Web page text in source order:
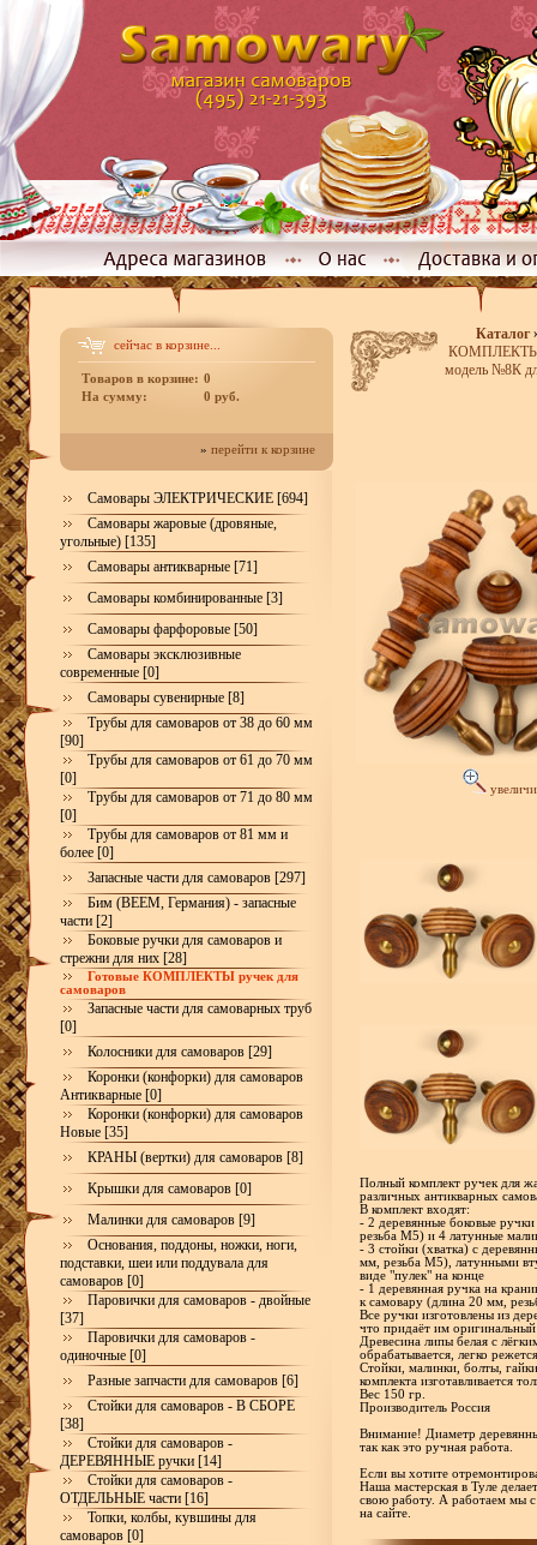
сейчас в корзине...
Товаров в корзине: 0
На сумму:
0 руб.
» перейти к корзине
Самовары ЭЛЕКТРИЧЕСКИЕ [694]
Самовары жаровые (дровяные,
угольные) [135]
Самовары антикварные [71]
Самовары комбинированные [3]
Самовары фарфоровые [50]
Самовары эксклюзивные
современные [0]
Самовары сувенирные [8]
Трубы для самоваров от 38 до 60 мм
[90]
Трубы для самоваров от 61 до 70 мм
[0]
Трубы для самоваров от 71 до 80 мм
[0]
Трубы для самоваров от 81 мм и
более [0]
Запасные части для самоваров [297]
Бим (BEEM, Германия) - запасные
части [2]
Боковые ручки для самоваров и
стрежни для них [28]
Готовые КОМПЛЕКТЫ ручек для
самоваров
Запасные части для самоварных труб
[0]
Колосники для самоваров [29]
Коронки (конфорки) для самоваров
Антикварные [0]
Коронки (конфорки) для самоваров
Новые [35]
КРАНЫ (вертки) для самоваров [8]
Крышки для самоваров [0]
Малинки для самоваров [9]
Основания, поддоны, ножки, ноги,
подставки, шеи или поддувала для
самоваров [0]
Паровички для самоваров - двойные
[37]
Паровички для самоваров -
одиночные [0]
Разные запчасти для самоваров [6]
Стойки для самоваров - В СБОРЕ
[38]
Стойки для самоваров -
ДЕРЕВЯННЫЕ ручки [14]
Стойки для самоваров -
ОТДЕЛЬНЫЕ части [16]
Топки, колбы, кувшины для
самоваров [0]
Каталог
КОМПЛЕКТЫ
модель №8К
Полный комплект ручек для
различных антикварных
В комплект входят:
- 2 деревянные боковые
резьба М5) и 4 латунные
- 3 стойки (хватка) с
мм, резьба М5), латунными
виде "пулек" на конце
- 1 деревянная ручка на
к самовару (длина 20 мм,
Все ручки изготовлены из
что придаёт им
Древесина липы белая с
обрабатывается, легко
Стойки, малинки, болты,
комплекта изготавливается
Вес 150 гр.
Производитель Россия
Внимание! Диаметр
так как это ручная работа.
Если вы хотите
Наша мастерская в Туле
свою работу. А работаем мы
на сайте.